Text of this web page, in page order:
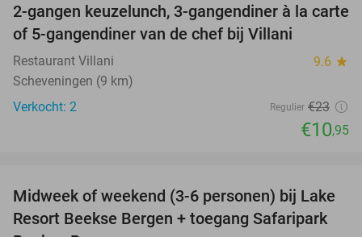
52%
NEW
TODAY
2-gangen keuzelunch, 3-gangendiner à la carte
of 5-gangendiner van de chef bij Villani
Restaurant Villani 9.6 star
Scheveningen (9 km)
Verkocht: 2
Regulier €23
€10,95
53%
Midweek of weekend (3-6 personen) bij Lake
Resort Beekse Bergen + toegang Safaripark